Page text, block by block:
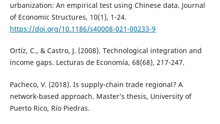
urbanization: An empirical test using Chinese data. Journal
of Economic Structures, 10(1), 1-24.
https://doi.org/10.1186/s40008-021-00233-9
Ortíz, C., & Castro, J. (2008). Technological integration and
income gaps. Lecturas de Economía, 68(68), 217-247.
Pacheco, V. (2018). Is supply-chain trade regional? A
network-based approach. Master’s thesis, University of
Puerto Rico, Río Piedras.